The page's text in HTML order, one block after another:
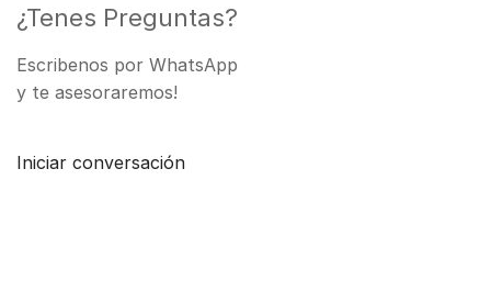
¿Tenes Preguntas?
Escribenos por WhatsApp
y te asesoraremos!
Iniciar conversación